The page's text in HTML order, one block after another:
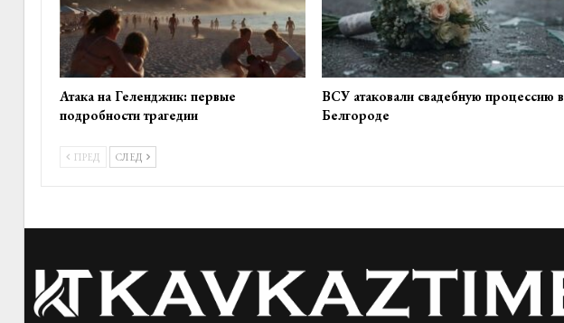
Атака на Геленджик: первые
подробности трагедии
ВСУ атаковали свадебную процессию в
Белгороде
ПРЕД СЛЕД